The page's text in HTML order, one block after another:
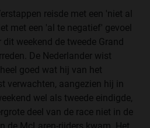
reisde met een 'niet al
met een 'al te negatief' gevoel
weekend de tweede Grand
De Nederlander wist
goed wat hij van het
verwachten, aangezien hij in
wel als tweede eindigde,
deel van de race niet in de